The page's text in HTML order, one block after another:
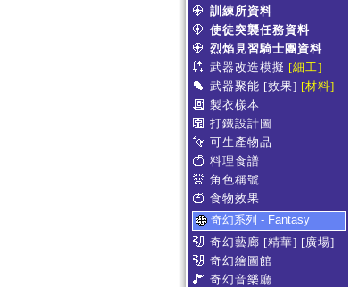
訓練所資料
使徒突襲任務資料
烈焰見習騎士團資料
武器改造模擬 [細工]
武器聚能 [效果] [材料]
製衣樣本
打鐵設計圖
可生產物品
料理食譜
角色稱號
食物效果
奇幻系列 - Fantasy
奇幻藝廊 [精華] [廣場]
奇幻繪圖館
奇幻音樂廳